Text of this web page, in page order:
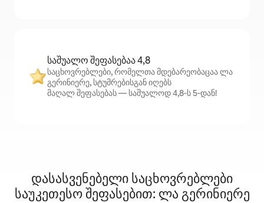
საშუალო შეფასებაა 4,8
საცხოვრებლები, რომელთა მდებარეობაცაა ლა
გერინიერე, სტუმრებისგან იღებს
მაღალ შეფასებას — საშუალოდ 4,8‑ს 5‑დან!
დასასვენებელი საცხოვრებლები
საუკეთესო შეფასებით: ლა გერინიერე